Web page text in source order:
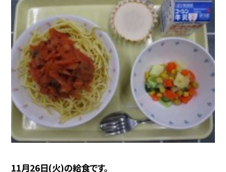
11月26日(火)の給食です。